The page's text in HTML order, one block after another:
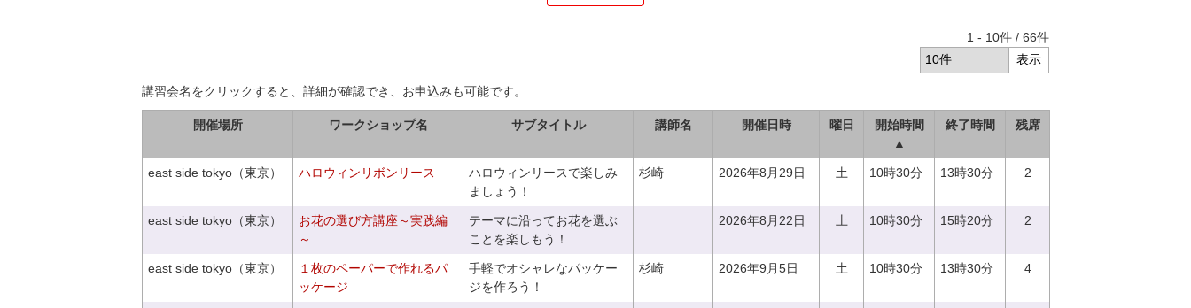
1 - 10件 / 66件
講習会名をクリックすると、詳細が確認でき、お申込みも可能です。
開催場所 ワークショップ名 サブタイトル 講師名 開催日時 曜日
開始時間
▲
終了時間 残席
east side tokyo（東京） ハロウィンリボンリース
ハロウィンリースで楽しみ
ましょう！
杉崎 2026年8月29日 土 10時30分 13時30分 2
east side tokyo（東京）
お花の選び方講座～実践編
～
テーマに沿ってお花を選ぶ
ことを楽しもう！
2026年8月22日 土 10時30分 15時20分 2
east side tokyo（東京）
１枚のペーパーで作れるパ
ッケージ
手軽でオシャレなパッケー
ジを作ろう！
杉崎 2026年9月5日 土 10時30分 13時30分 4